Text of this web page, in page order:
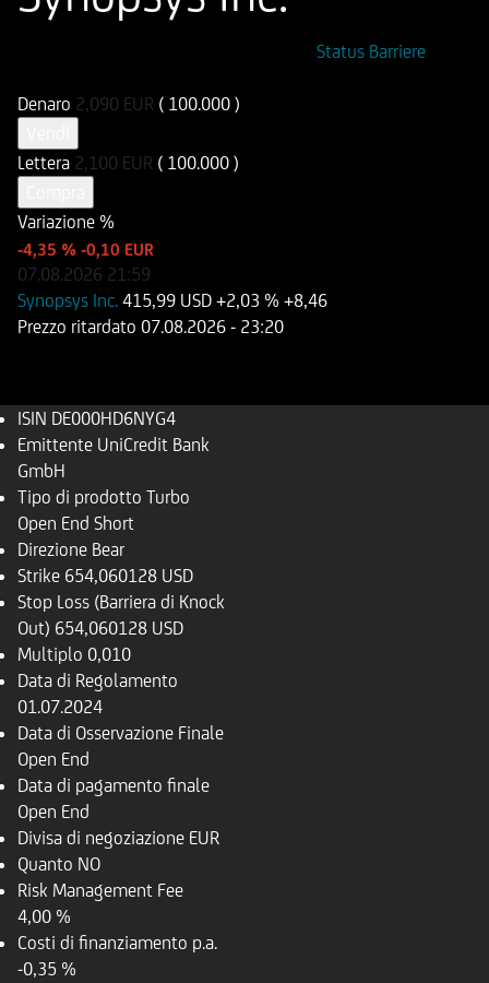
Status Barriere
Denaro 2,090 EUR ( 100.000 )
Lettera 2,100 EUR ( 100.000 )
Variazione %
-4,35 % -0,10 EUR
07.08.2026 21:59
Synopsys Inc. 415,99 USD +2,03 % +8,46
Prezzo ritardato 07.08.2026 - 23:20
ISIN DE000HD6NYG4
Emittente UniCredit Bank
GmbH
Tipo di prodotto Turbo
Open End Short
Direzione Bear
Strike 654,060128 USD
Stop Loss (Barriera di Knock
Out) 654,060128 USD
Multiplo 0,010
Data di Regolamento
01.07.2024
Data di Osservazione Finale
Open End
Data di pagamento finale
Open End
Divisa di negoziazione EUR
Quanto NO
Risk Management Fee
4,00 %
Costi di finanziamento p.a.
-0,35 %